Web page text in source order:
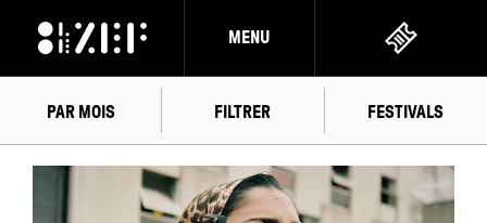
MENU
PAR MOIS FILTRER FESTIVALS
FÉVRIER 2025